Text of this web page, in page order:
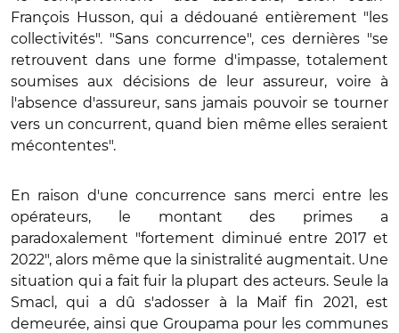
François Husson, qui a dédouané entièrement "les
collectivités". "Sans concurrence", ces dernières "se
retrouvent dans une forme d'impasse, totalement
soumises aux décisions de leur assureur, voire à
l'absence d'assureur, sans jamais pouvoir se tourner
vers un concurrent, quand bien même elles seraient
mécontentes".
En raison d'une concurrence sans merci entre les
opérateurs, le montant des primes a
paradoxalement "fortement diminué entre 2017 et
2022", alors même que la sinistralité augmentait. Une
situation qui a fait fuir la plupart des acteurs. Seule la
Smacl, qui a dû s'adosser à la Maif fin 2021, est
demeurée, ainsi que Groupama pour les communes